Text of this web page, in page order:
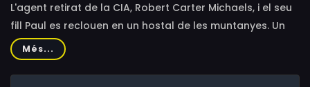
J.T. Foxx, Felix Cortes, Xavier Reyes, Jake Ellenz, Malcom
Cuadra, Ramón Vázquez, Sebastian Vázquez, Angel R.
Pagan Colon, Josh Sternfeld, Leonardo Castro Sitiriche
L'agent retirat de la CIA, Robert Carter Michaels, i el seu
fill Paul es reclouen en un hostal de les muntanyes. Un
dia, l'esposa de Paul és segrestada i els demanen un
rescat. S'embarcaran en una travessa amb l'esperança
de trobar-la abans no s'acabi el temps.
Més...